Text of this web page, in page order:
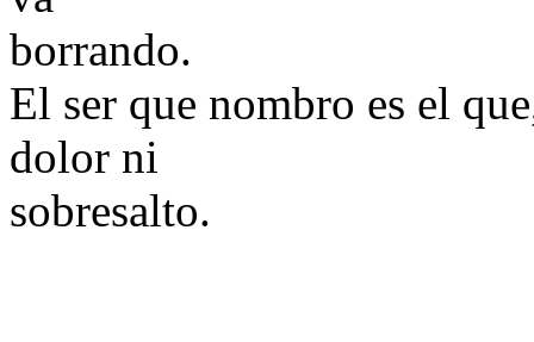
borrando.
El ser que nombro es el
dolor ni
sobresalto.